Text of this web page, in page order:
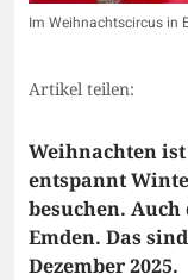
Im Weihnachtscircus in
Artikel teilen:
Weihnachten
entspannt
besuchen.
Emden. Das
Dezember 2025.